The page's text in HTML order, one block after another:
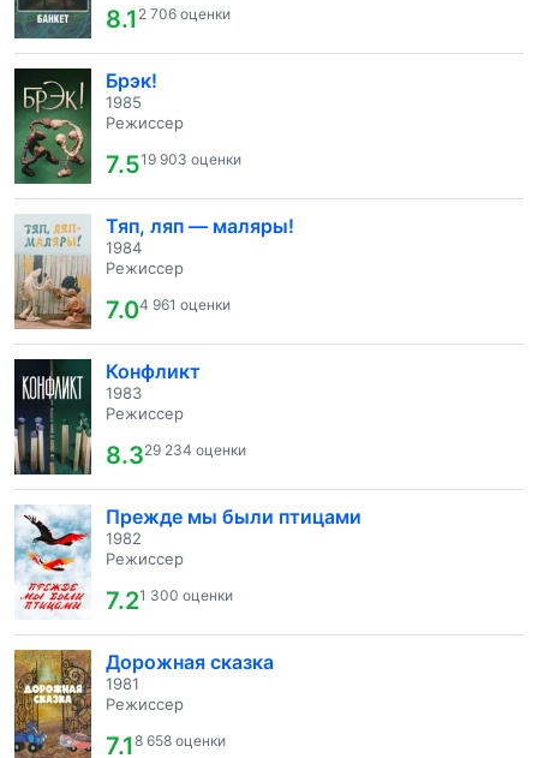
8.1 2 706 оценки
Брэк!
1985
Режиссер
7.519 903 оценки
Тяп, ляп — маляры!
1984
Режиссер
7.04 961 оценки
Конфликт
1983
Режиссер
8.329 234 оценки
Прежде мы были птицами
1982
Режиссер
7.21 300 оценки
Дорожная сказка
1981
Режиссер
7.18 658 оценки